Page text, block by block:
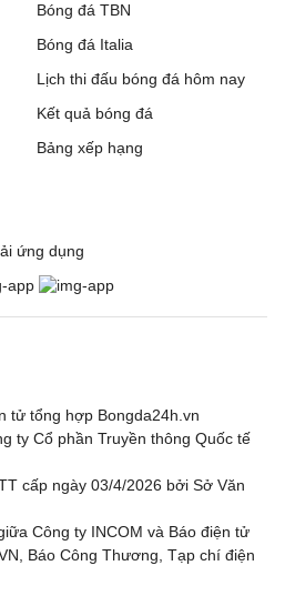
Bóng đá TBN
Bóng đá Italia
Lịch thi đấu bóng đá hôm nay
Kết quả bóng đá
Bảng xếp hạng
ứng dụng
tử tổng hợp Bongda24h.vn
ty Cổ phần Truyền thông Quốc tế
cấp ngày 03/4/2026 bởi Sở Văn
Công ty INCOM và Báo điện tử
Báo Công Thương, Tạp chí điện